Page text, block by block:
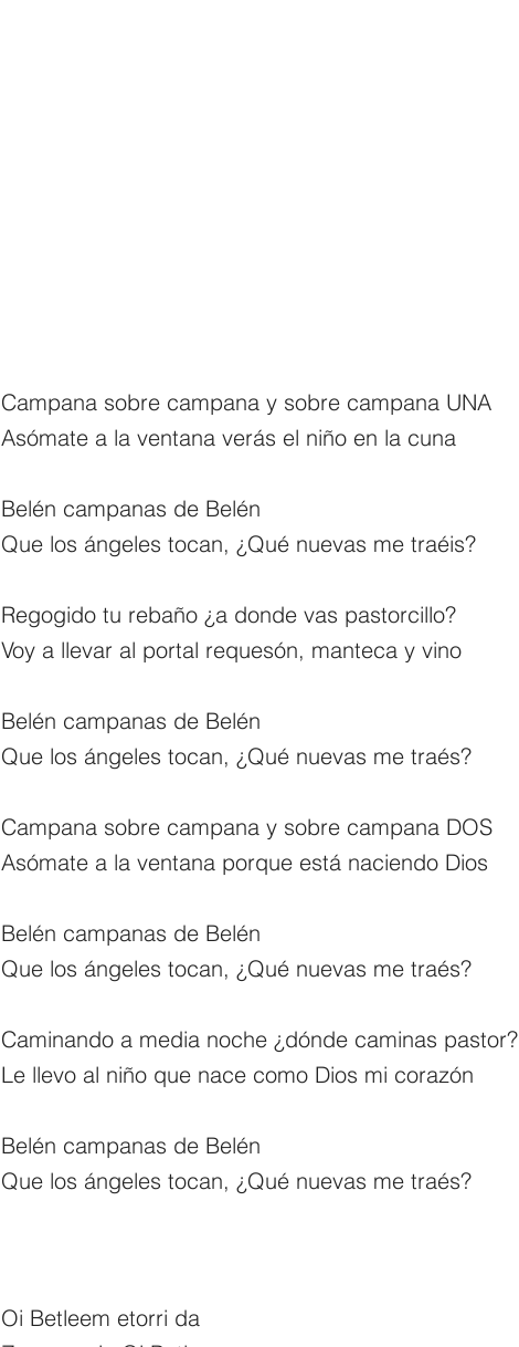
Campana sobre campana y sobre campana UNA
Asómate a la ventana verás el niño en la cuna
Belén campanas de Belén
Que los ángeles tocan, ¿Qué nuevas me traéis?
Regogido tu rebaño ¿a donde vas pastorcillo?
Voy a llevar al portal requesón, manteca y vino
Belén campanas de Belén
Que los ángeles tocan, ¿Qué nuevas me traés?
Campana sobre campana y sobre campana DOS
Asómate a la ventana porque está naciendo Dios
Belén campanas de Belén
Que los ángeles tocan, ¿Qué nuevas me traés?
Caminando a media noche ¿dónde caminas pastor?
Le llevo al niño que nace como Dios mi corazón
Belén campanas de Belén
Que los ángeles tocan, ¿Qué nuevas me traés?
Oi Betleem etorri da